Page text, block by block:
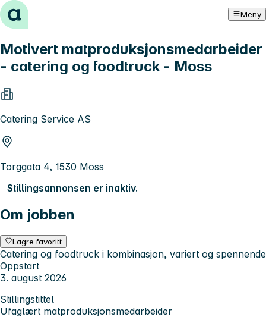
Hopp til innhold Meny
Motivert matproduksjonsmedarbeider
- catering og foodtruck - Moss
Catering Service AS
Torggata 4, 1530 Moss
Stillingsannonsen er inaktiv.
Om jobben
Lagre favoritt
Catering og foodtruck i kombinasjon, variert og spennende
Oppstart
3. august 2026
Stillingstittel
Ufaglært matproduksjonsmedarbeider